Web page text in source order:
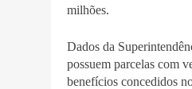
milhões.
Dados da
possuem parcelas com
benefícios concedidos